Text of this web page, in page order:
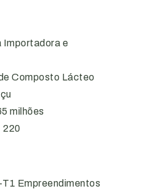
Importadora e
Composto Lácteo
milhões
220
Empreendimentos